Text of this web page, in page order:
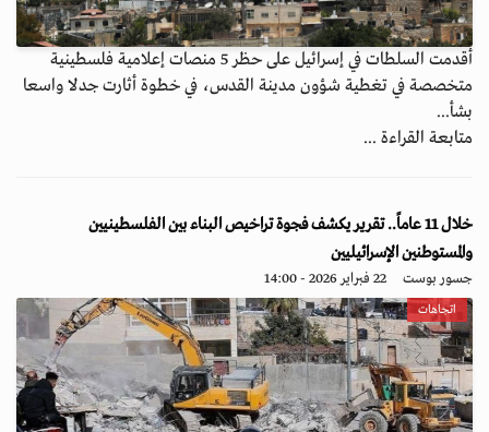
أقدمت السلطات في إسرائيل على حظر 5 منصات إعلامية فلسطينية
متخصصة في تغطية شؤون مدينة القدس، في خطوة أثارت جدلا واسعا
بشأ...
متابعة القراءة ...
خلال 11 عاماً.. تقرير يكشف فجوة تراخيص البناء بين الفلسطينيين
والمستوطنين الإسرائيليين
جسور بوست 22 فبراير 2026 - 14:00
اتجاهات